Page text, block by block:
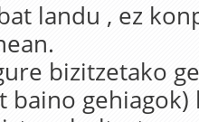
landu , ez
bizitzetako
baino